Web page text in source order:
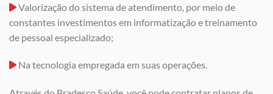
Valorização do sistema de atendimento, por meio de
constantes investimentos em informatização e treinamento
de pessoal especializado;
Na tecnologia empregada em suas operações.